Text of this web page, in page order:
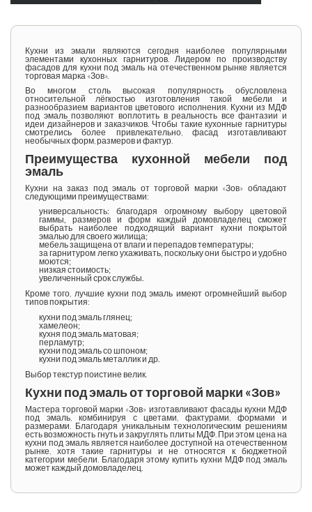
Кухни из эмали являются сегодня наиболее популярными
элементами кухонных гарнитуров. Лидером по производству
фасадов для кухни под эмаль на отечественном рынке является
торговая марка «Зов».
Во многом столь высокая популярность обусловлена
относительной лёгкостью изготовления такой мебели и
разнообразием вариантов цветового исполнения. Кухни из МДФ
под эмальпозволяют воплотить в реальность все фантазии и
идеи дизайнеров и заказчиков. Чтобы такие кухонные гарнитуры
смотрелись более привлекательно, фасад изготавливают
необычных форм, размеров и фактур.
Преимущества кухонной мебели под
эмаль
Кухни на заказ под эмаль от торговой марки «Зов» обладают
следующими преимуществами:
универсальность: благодаря огромному выбору цветовой
гаммы, размеров и форм каждый домовладелец сможет
выбрать наиболее подходящий вариант кухни покрытой
эмальюдля своего жилища;
мебель защищена от влаги и перепадов температуры;
за гарнитуром легко ухаживать, поскольку они быстро и удобно
моются;
низкая стоимость;
увеличенный срок службы.
Кроме того, лучшие кухни под эмаль имеют огромнейший выбор
типов покрытия:
кухни под эмаль глянец;
хамелеон;
кухня под эмаль матовая;
перламутр;
кухни под эмаль со шпоном;
кухни под эмаль металлики др.
Выбор текстур поистине велик.
Кухни под эмаль от торговой марки «Зов»
Мастера торговой марки «Зов» изготавливают фасады кухни МДФ
под эмаль, комбинируя с цветами, фактурами, формами и
размерами. Благодаря уникальным технологическим решениям
есть возможность гнуть и закруглять плиты МДФ. При этом цена на
кухни под эмальявляется наиболее доступной на отечественном
рынке, хотя такие гарнитуры и не относятся к бюджетной
категории мебели. Благодаря этому купить кухни МДФ под эмаль
может каждый домовладелец.